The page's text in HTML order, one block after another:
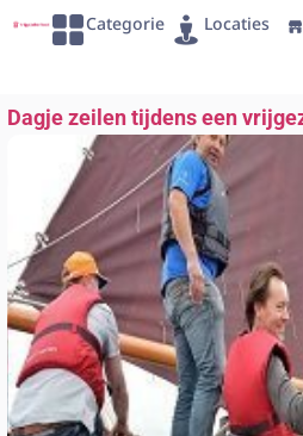
Categorie Locaties
Dagje zeilen tijdens een